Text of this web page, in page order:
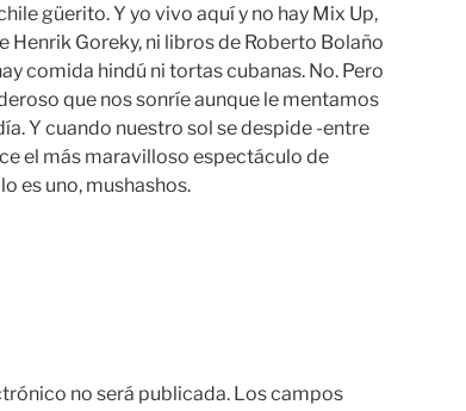
güerito. Y yo vivo aquí y no hay Mix Up,
Henrik Goreky, ni libros de Roberto Bolaño
comida hindú ni tortas cubanas. No. Pero
que nos sonríe aunque le mentamos
Y cuando nuestro sol se despide -entre
el más maravilloso espectáculo de
es uno, mushashos.
no será publicada. Los campos